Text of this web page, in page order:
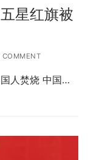
星红旗被
COMMENT
人焚烧 中国…